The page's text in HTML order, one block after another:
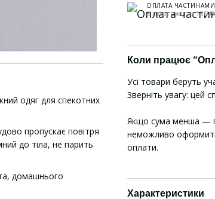
одяг для спекотних
пропускає повітря
до тіла, не парить
домашнього
ОПЛАТА ЧАСТИНАМИ
3 платежі по
Коли працює
Усі товари беруть
Зверніть увагу: цей
Якщо сума менша —
неможливо
оплати.
Характеристики